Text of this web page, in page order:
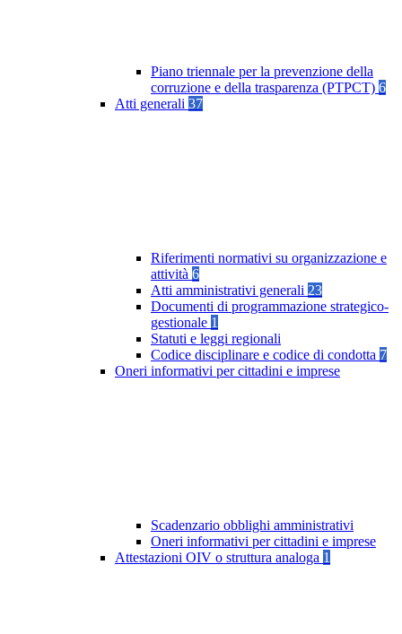
Piano triennale per la prevenzione della
corruzione e della trasparenza (PTPCT) 6
Atti generali 37
Riferimenti normativi su organizzazione e
attività 6
Atti amministrativi generali 23
Documenti di programmazione strategico-
gestionale 1
Statuti e leggi regionali
Codice disciplinare e codice di condotta 7
Oneri informativi per cittadini e imprese
Scadenzario obblighi amministrativi
Oneri informativi per cittadini e imprese
Attestazioni OIV o struttura analoga 1